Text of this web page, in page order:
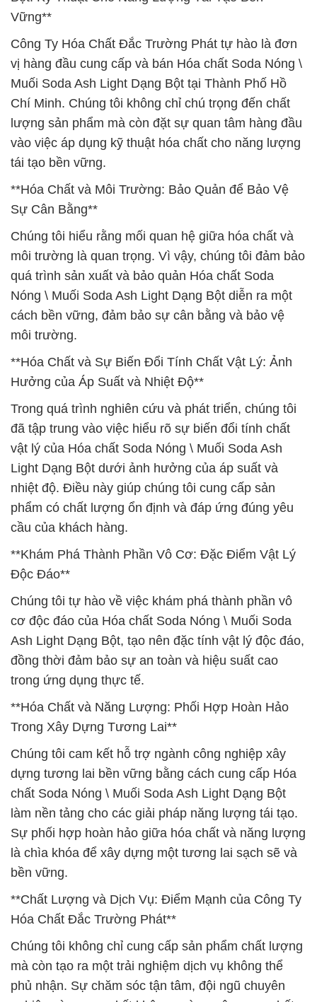
Vững**
Công Ty Hóa Chất Đắc Trường Phát tự hào là đơn
vị hàng đầu cung cấp và bán Hóa chất Soda Nóng \
Muối Soda Ash Light Dạng Bột tại Thành Phố Hồ
Chí Minh. Chúng tôi không chỉ chú trọng đến chất
lượng sản phẩm mà còn đặt sự quan tâm hàng đầu
vào việc áp dụng kỹ thuật hóa chất cho năng lượng
tái tạo bền vững.
**Hóa Chất và Môi Trường: Bảo Quản để Bảo Vệ
Sự Cân Bằng**
Chúng tôi hiểu rằng mối quan hệ giữa hóa chất và
môi trường là quan trọng. Vì vậy, chúng tôi đảm bảo
quá trình sản xuất và bảo quản Hóa chất Soda
Nóng \ Muối Soda Ash Light Dạng Bột diễn ra một
cách bền vững, đảm bảo sự cân bằng và bảo vệ
môi trường.
**Hóa Chất và Sự Biến Đổi Tính Chất Vật Lý: Ảnh
Hưởng của Áp Suất và Nhiệt Độ**
Trong quá trình nghiên cứu và phát triển, chúng tôi
đã tập trung vào việc hiểu rõ sự biến đổi tính chất
vật lý của Hóa chất Soda Nóng \ Muối Soda Ash
Light Dạng Bột dưới ảnh hưởng của áp suất và
nhiệt độ. Điều này giúp chúng tôi cung cấp sản
phẩm có chất lượng ổn định và đáp ứng đúng yêu
cầu của khách hàng.
**Khám Phá Thành Phần Vô Cơ: Đặc Điểm Vật Lý
Độc Đáo**
Chúng tôi tự hào về việc khám phá thành phần vô
cơ độc đáo của Hóa chất Soda Nóng \ Muối Soda
Ash Light Dạng Bột, tạo nên đặc tính vật lý độc đáo,
đồng thời đảm bảo sự an toàn và hiệu suất cao
trong ứng dụng thực tế.
**Hóa Chất và Năng Lượng: Phối Hợp Hoàn Hảo
Trong Xây Dựng Tương Lai**
Chúng tôi cam kết hỗ trợ ngành công nghiệp xây
dựng tương lai bền vững bằng cách cung cấp Hóa
chất Soda Nóng \ Muối Soda Ash Light Dạng Bột
làm nền tảng cho các giải pháp năng lượng tái tạo.
Sự phối hợp hoàn hảo giữa hóa chất và năng lượng
là chìa khóa để xây dựng một tương lai sạch sẽ và
bền vững.
**Chất Lượng và Dịch Vụ: Điểm Mạnh của Công Ty
Hóa Chất Đắc Trường Phát**
Chúng tôi không chỉ cung cấp sản phẩm chất lượng
mà còn tạo ra một trải nghiệm dịch vụ không thể
phủ nhận. Sự chăm sóc tận tâm, đội ngũ chuyên